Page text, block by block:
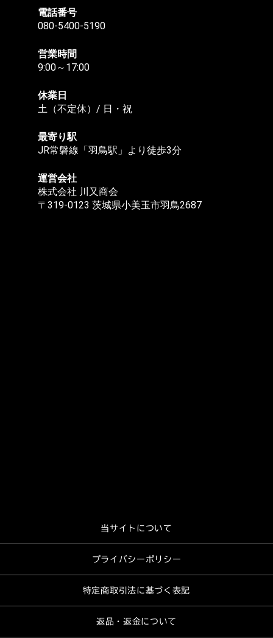
電話番号
080-5400-5190
営業時間
9:00～17:00
休業日
土（不定休）/ 日・祝
最寄り駅
JR常磐線「羽鳥駅」より徒歩3分
運営会社
株式会社 川又商会
〒319-0123 茨城県小美玉市羽鳥2687
当サイトについて
プライバシーポリシー
特定商取引法に基づく表記
返品・返金について